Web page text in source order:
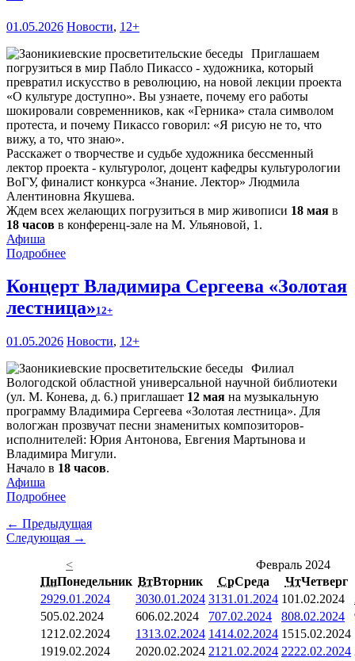
01.05.2026 Новости, 12+
Приглашаем
погрузиться в мир Пабло Пикассо - художника, который
превратил искусство в революцию, на новой лекции проекта
«О культуре доступно». Вы узнаете, почему его работы
шокировали современников, как «Герника» стала символом
протеста, и почему Пикассо говорил: «Я рисую не то, что
вижу, а то, что знаю».
Расскажет о творчестве и судьбе художника бессменный
лектор проекта - культуролог, доцент кафедры культурологии
ВоГУ, финалист конкурса «Знание. Лектор» Людмила
Алентиновна Якушева.
Ждем всех желающих погрузиться в мир живописи 18 мая в
18 часов в конференц-зале на М. Ульяновой, 1.
Афиша
Подробнее
Концерт Владимира Сергеева «Золотая
лестница»12+
01.05.2026 Новости, 12+
Филиал
Вологодской областной универсальной научной библиотеки
(ул. М. Конева, д. 6.) приглашает 12 мая на музыкальную
программу Владимира Сергеева «Золотая лестница». Для
вологжан прозвучат песни знаменитых композиторов-
исполнителей: Юрия Антонова, Евгения Мартынова и
Владимира Мигули.
Начало в 18 часов.
Афиша
Подробнее
← Предыдущая
Следующая →
<
Февраль 2024
ПнПонедельник ВтВторник СрСреда ЧтЧетверг
2929.01.2024 3030.01.2024 3131.01.2024 101.02.2024
505.02.2024 606.02.2024 707.02.2024 808.02.2024
1212.02.2024 1313.02.2024 1414.02.2024 1515.02.2024
1919.02.2024 2020.02.2024 21 21.02.2024 2222.02.2024